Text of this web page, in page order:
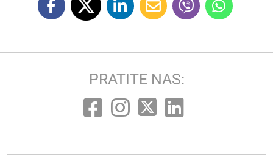
PRATITE NAS: